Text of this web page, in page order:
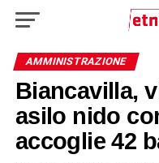
AMMINISTRAZIONE
Biancavilla,
asilo nido
accoglie 42